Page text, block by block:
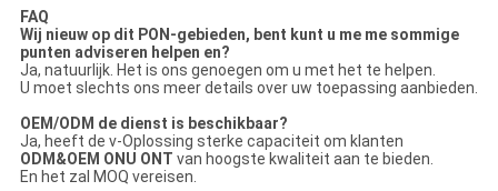
FAQ
Wij nieuw op dit PON-gebieden, bent kunt u me me sommige
punten adviseren helpen en?
Ja, natuurlijk. Het is ons genoegen om u met het te helpen.
U moet slechts ons meer details over uw toepassing aanbieden.
OEM/ODM de dienst is beschikbaar?
Ja, heeft de v-Oplossing sterke capaciteit om klanten
ODM&OEM ONU ONT van hoogste kwaliteit aan te bieden.
En het zal MOQ vereisen.